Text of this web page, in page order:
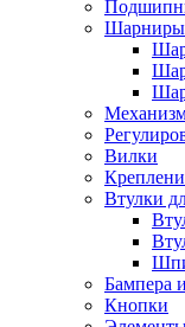
Шарниры
Вилки
Втулки
Бампера
Кнопки